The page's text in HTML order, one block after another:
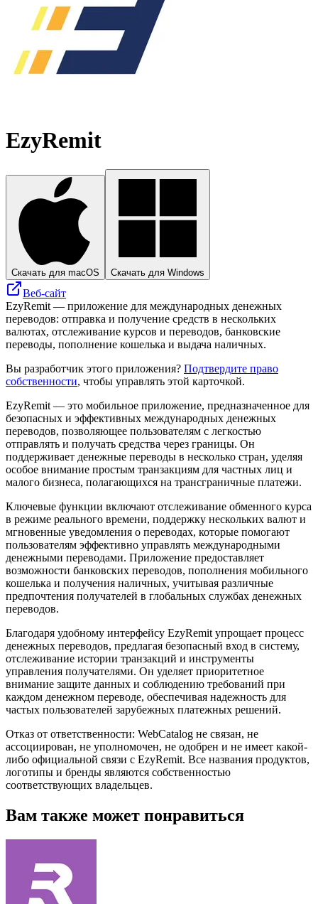
EzyRemit
Скачать для macOS Скачать для Windows
Веб-сайт
EzyRemit — приложение для международных денежных
переводов: отправка и получение средств в нескольких
валютах, отслеживание курсов и переводов, банковские
переводы, пополнение кошелька и выдача наличных.
Вы разработчик этого приложения? Подтвердите право
собственности, чтобы управлять этой карточкой.
EzyRemit — это мобильное приложение, предназначенное для
безопасных и эффективных международных денежных
переводов, позволяющее пользователям с легкостью
отправлять и получать средства через границы. Он
поддерживает денежные переводы в несколько стран, уделяя
особое внимание простым транзакциям для частных лиц и
малого бизнеса, полагающихся на трансграничные платежи.
Ключевые функции включают отслеживание обменного курса
в режиме реального времени, поддержку нескольких валют и
мгновенные уведомления о переводах, которые помогают
пользователям эффективно управлять международными
денежными переводами. Приложение предоставляет
возможности банковских переводов, пополнения мобильного
кошелька и получения наличных, учитывая различные
предпочтения получателей в глобальных службах денежных
переводов.
Благодаря удобному интерфейсу EzyRemit упрощает процесс
денежных переводов, предлагая безопасный вход в систему,
отслеживание истории транзакций и инструменты
управления получателями. Он уделяет приоритетное
внимание защите данных и соблюдению требований при
каждом денежном переводе, обеспечивая надежность для
частых пользователей зарубежных платежных решений.
Отказ от ответственности: WebCatalog не связан, не
ассоциирован, не уполномочен, не одобрен и не имеет какой-
либо официальной связи с EzyRemit. Все названия продуктов,
логотипы и бренды являются собственностью
соответствующих владельцев.
Вам также может понравиться